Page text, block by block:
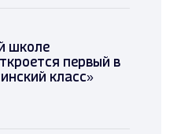
школе
первый в
класс»